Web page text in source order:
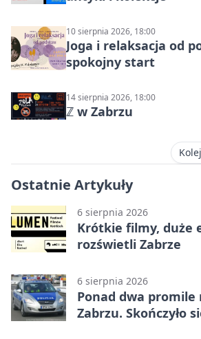
10 sierpnia 2026, 18:00
Joga i relaksacja od
spokojny start
14 sierpnia 2026, 18:00
ℤ w Zabrzu
Ostatnie Artykuły
6 sierpnia 2026
Krótkie filmy, duże
rozświetli Zabrze
6 sierpnia 2026
Ponad dwa promile
Zabrzu. Skończyło